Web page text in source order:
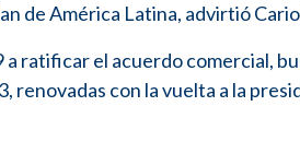
de América Latina, advirtió
a ratificar el acuerdo comercial,
con la vuelta a la